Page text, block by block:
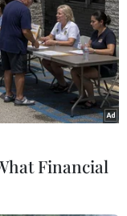
hội Tài chính
6 đến ngày
Sài Gòn,
thu hút
tham dự.
Financial